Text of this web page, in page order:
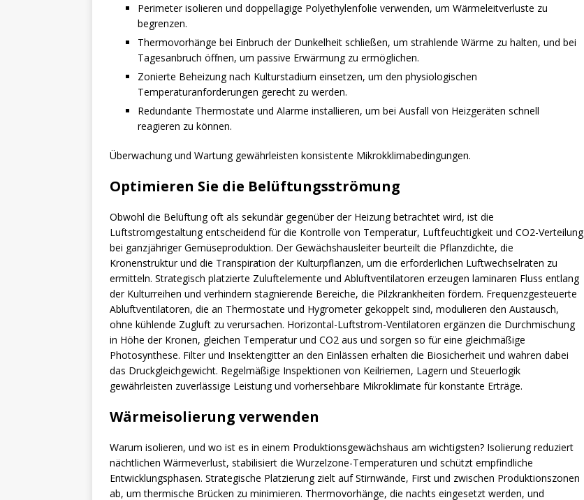
Perimeter isolieren und doppellagige Polyethylenfolie verwenden, um Wärmeleitverluste zu
begrenzen.
Thermovorhänge bei Einbruch der Dunkelheit schließen, um strahlende Wärme zu halten, und bei
Tagesanbruch öffnen, um passive Erwärmung zu ermöglichen.
Zonierte Beheizung nach Kulturstadium einsetzen, um den physiologischen
Temperaturanforderungen gerecht zu werden.
Redundante Thermostate und Alarme installieren, um bei Ausfall von Heizgeräten schnell
reagieren zu können.
Überwachung und Wartung gewährleisten konsistente Mikrokklimabedingungen.
Optimieren Sie die Belüftungsströmung
Obwohl die Belüftung oft als sekundär gegenüber der Heizung betrachtet wird, ist die
Luftstromgestaltung entscheidend für die Kontrolle von Temperatur, Luftfeuchtigkeit und CO2-Verteilung
bei ganzjähriger Gemüseproduktion. Der Gewächshausleiter beurteilt die Pflanzdichte, die
Kronenstruktur und die Transpiration der Kulturpflanzen, um die erforderlichen Luftwechselraten zu
ermitteln. Strategisch platzierte Zuluftelemente und Abluftventilatoren erzeugen laminaren Fluss entlang
der Kulturreihen und verhindern stagnierende Bereiche, die Pilzkrankheiten fördern. Frequenzgesteuerte
Abluftventilatoren, die an Thermostate und Hygrometer gekoppelt sind, modulieren den Austausch,
ohne kühlende Zugluft zu verursachen. Horizontal-Luftstrom-Ventilatoren ergänzen die Durchmischung
in Höhe der Kronen, gleichen Temperatur und CO2 aus und sorgen so für eine gleichmäßige
Photosynthese. Filter und Insektengitter an den Einlässen erhalten die Biosicherheit und wahren dabei
das Druckgleichgewicht. Regelmäßige Inspektionen von Keilriemen, Lagern und Steuerlogik
gewährleisten zuverlässige Leistung und vorhersehbare Mikroklimate für konstante Erträge.
Wärmeisolierung verwenden
Warum isolieren, und wo ist es in einem Produktionsgewächshaus am wichtigsten? Isolierung reduziert
nächtlichen Wärmeverlust, stabilisiert die Wurzelzone-Temperaturen und schützt empfindliche
Entwicklungsphasen. Strategische Platzierung zielt auf Stirnwände, First und zwischen Produktionszonen
ab, um thermische Brücken zu minimieren. Thermovorhänge, die nachts eingesetzt werden, und